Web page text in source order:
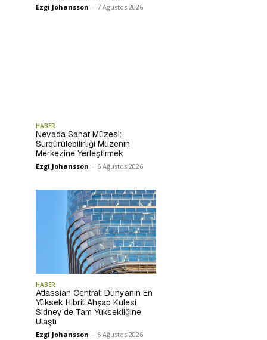
Ezgi Johansson - 7 Ağustos 2026
HABER
Nevada Sanat Müzesi:
Sürdürülebilirliği Müzenin
Merkezine Yerleştirmek
Ezgi Johansson - 6 Ağustos 2026
HABER
Atlassian Central: Dünyanın En
Yüksek Hibrit Ahşap Kulesi
Sidney’de Tam Yüksekliğine
Ulaştı
Ezgi Johansson - 6 Ağustos 2026